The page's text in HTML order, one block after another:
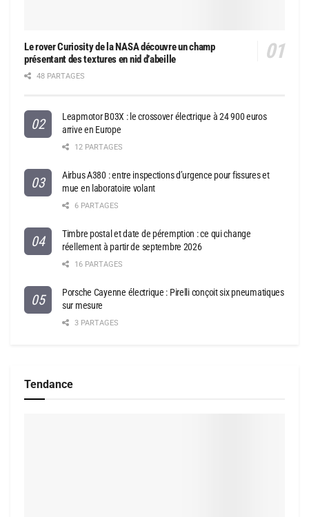
Le rover Curiosity de la NASA découvre un champ
présentant des textures en nid d’abeille
48 PARTAGES
Leapmotor B03X : le crossover électrique à 24 900 euros
arrive en Europe
12 PARTAGES
Airbus A380 : entre inspections d’urgence pour fissures et
mue en laboratoire volant
6 PARTAGES
Timbre postal et date de péremption : ce qui change
réellement à partir de septembre 2026
16 PARTAGES
Porsche Cayenne électrique : Pirelli conçoit six pneumatiques
sur mesure
3 PARTAGES
Tendance